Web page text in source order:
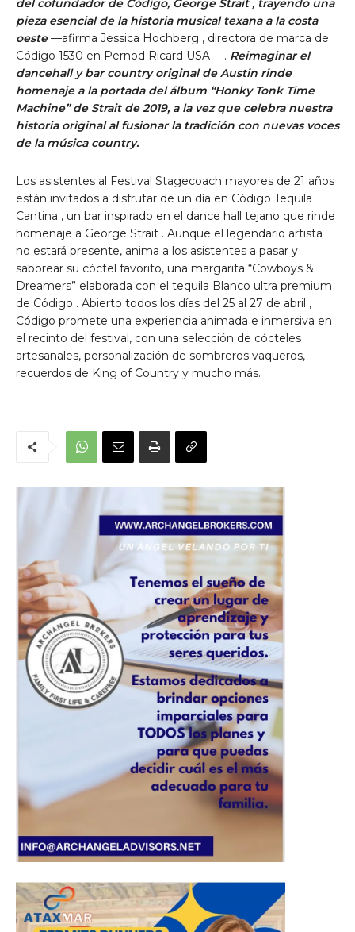
pieza esencial de la historia musicaltexanaa la costa
oeste—afirma Jessica Hochberg , directora de marca de
Código 1530 en Pernod Ricard USA— . Reimaginar el
dancehall y bar country original de Austin rinde
homenaje a la portada del álbum “Honky Tonk Time
Machine” de Strait de 2019, a la vez que celebra nuestra
historia original al fusionar la tradición con nuevas voces
de la música country.
Los asistentes al Festival Stagecoach mayores de 21 años
están invitados a disfrutar de un día en Código Tequila
Cantina , un bar inspirado en el dance hall tejano que rinde
homenaje a George Strait . Aunque el legendario artista
no estará presente, anima a los asistentes a pasar y
saborear su cóctel favorito, una margarita “Cowboys &
Dreamers” elaborada con el tequila Blanco ultra premium
de Código . Abierto todos los días del 25 al 27 de abril ,
Código promete una experiencia animada e inmersiva en
el recinto del festival, con una selección de cócteles
artesanales, personalización de sombreros vaqueros,
recuerdos de King of Country y mucho más.